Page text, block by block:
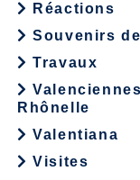
Réactions
Souvenirs
Travaux
Rhônelle
Valentiana
Visites